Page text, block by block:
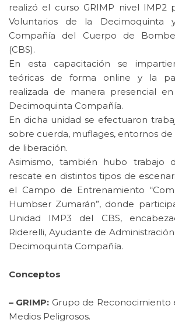
realizó el curso GRIMP nivel IMP2
Voluntarios de la Decimoquinta
Compañía del Cuerpo de
(CBS).
En esta capacitación se
teóricas de forma online y la
realizada de manera presencial
Decimoquinta Compañía.
En dicha unidad se efectuaron
sobre cuerda, muflages, entornos
de liberación.
Asimismo, también hubo trabajo
rescate en distintos tipos de
el Campo de Entrenamiento
Humbser Zumarán”, donde
Unidad IMP3 del CBS,
Riderelli, Ayudante de
Decimoquinta Compañía.
Conceptos
– GRIMP: Grupo de Reconocimiento
Medios Peligrosos.